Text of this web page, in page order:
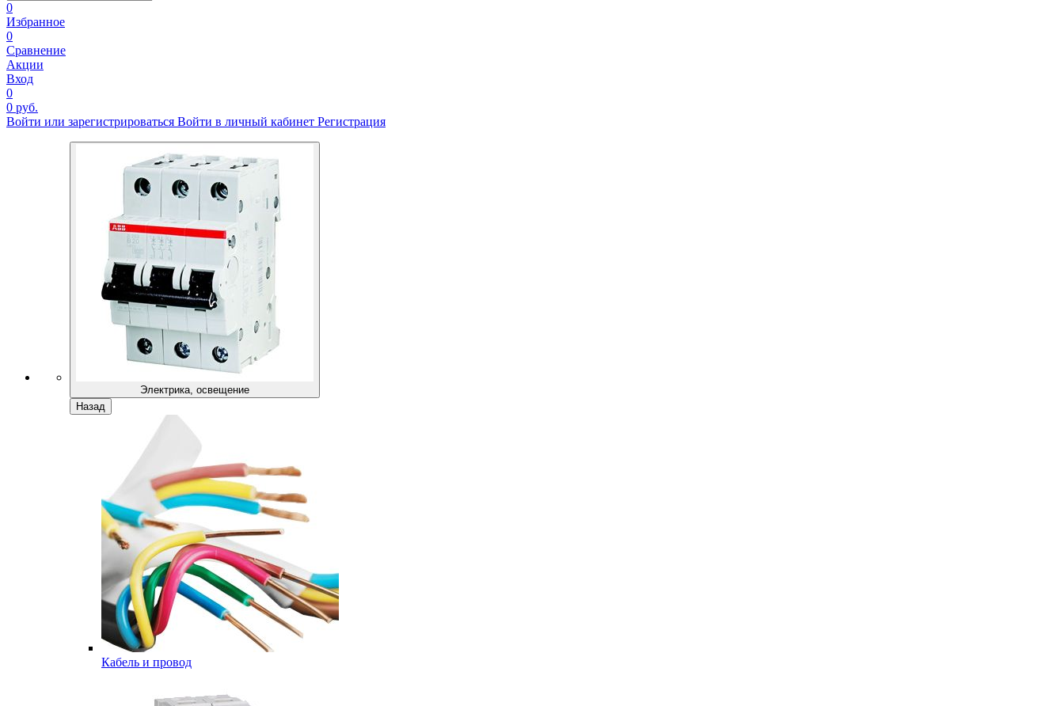
0
Избранное
0
Сравнение
Акции
Вход
0
0 руб.
Войти или зарегистрироваться Войти в личный кабинет Регистрация
Электрика, освещение
Назад
Кабель и провод